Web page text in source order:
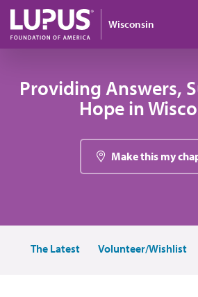
Pasar al contenido principal
Wisconsin
Providing Answers,
Hope in
Make this my
The Latest Volunteer/Wishlist